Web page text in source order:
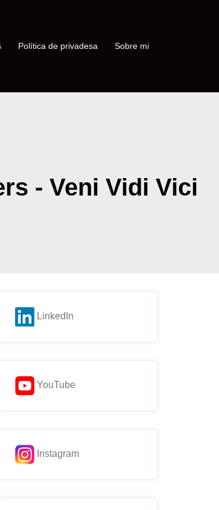
Política de privadesa Sobre mi
- Veni Vidi Vici
LinkedIn
YouTube
Instagram